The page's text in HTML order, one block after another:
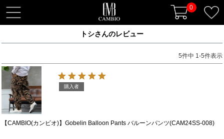
0
t
o
l
e
n
a
v
i
トシさんのレビュー
5件中 1-5件表示
【CAMBIO(カンビオ)】Gobelin Balloon Pants バルーンパンツ(CAM24SS-008)
購入者